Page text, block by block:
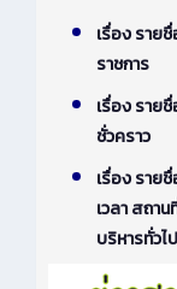
เรื่อง ราย
ราชการ
เรื่อง ราย
ชั่วคราว
เรื่อง ราย
เวลา สถา
บริหารทั่วไ